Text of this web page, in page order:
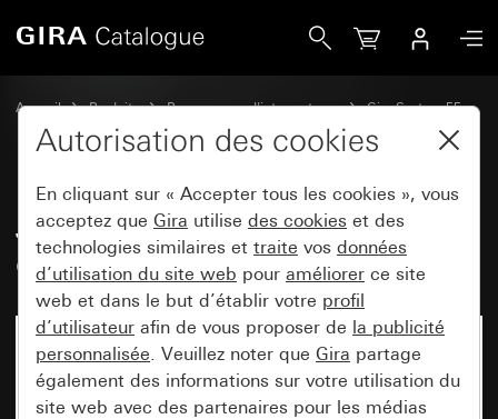
Accueil Produits Programmes d'interrupteurs
Gira System 55
Jeux de manettes pour systèmes de bus
Jeu de bascules 3x avec zone
d'inscription System 55
Autorisation des cookies
En cliquant sur « Accepter tous les cookies », vous
acceptez que Gira utilise des cookies et des
technologies similaires et traite vos données
d’utilisation du site web pour améliorer ce site
web et dans le but d’établir votre profil
d’utilisateur afin de vous proposer de la publicité
personnalisée. Veuillez noter que Gira partage
également des informations sur votre utilisation du
site web avec des partenaires pour les médias